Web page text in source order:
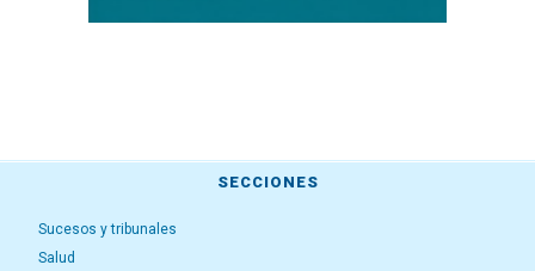
SECCIONES
Sucesos y tribunales
Salud